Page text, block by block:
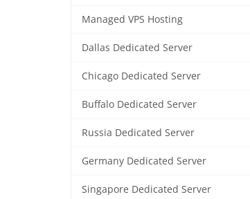
Managed VPS Hosting
Dallas Dedicated Server
Chicago Dedicated Server
Buffalo Dedicated Server
Russia Dedicated Server
Germany Dedicated Server
Singapore Dedicated Server